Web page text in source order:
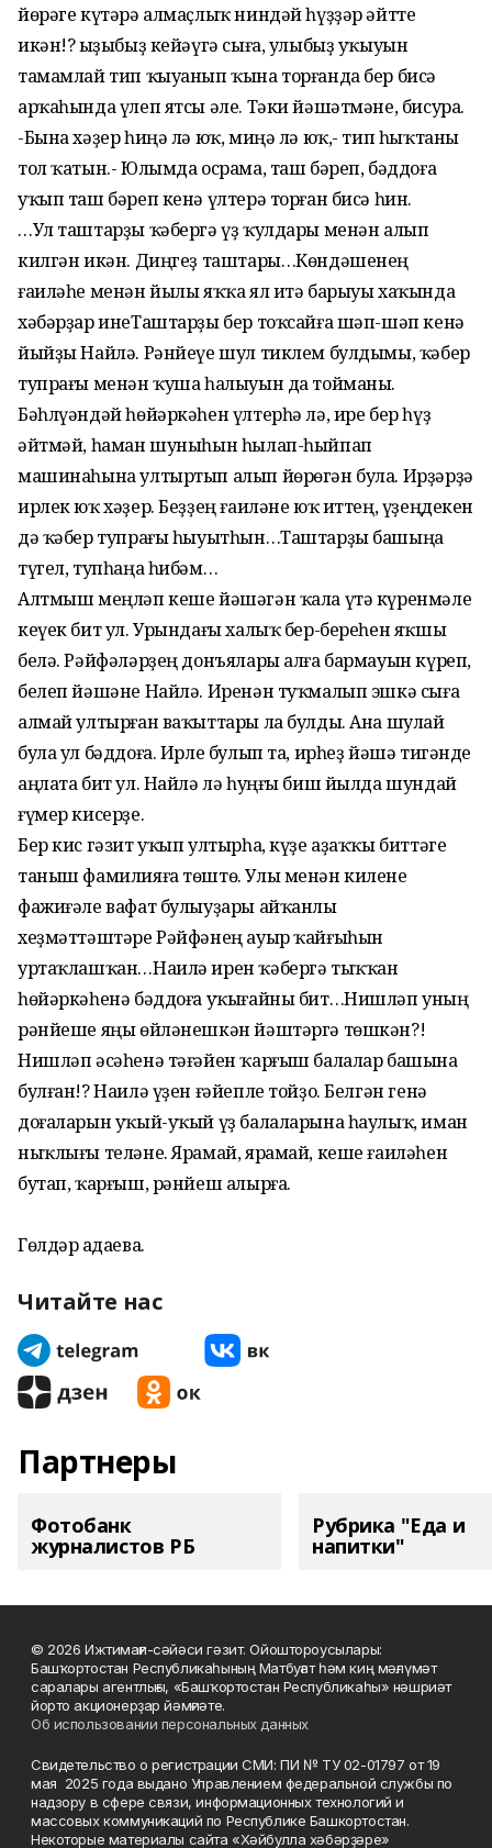
йөрәге күтәрә алмаҫлыҡ ниндәй һүҙҙәр әйтте
икән!? Ҡыҙыбыҙ кейәүгә сыға, улыбыҙ уҡыуын
тамамлай тип ҡыуанып ҡына торғанда бер бисә
арҡаһында үлеп ятсы әле. Тәки йәшәтмәне, бисура.
-Бына хәҙер һиңә лә юҡ, миңә лә юҡ,- тип һыҡтаны
тол ҡатын.- Юлымда осрама, таш бәреп, бәддоға
уҡып таш бәреп кенә үлтерә торған бисә һин.
…Ул таштарҙы ҡәбергә үҙ ҡулдары менән алып
килгән икән. Диңгеҙ таштары…Көндәшенең
ғаиләһе менән йылы яҡҡа ял итә барыуы хаҡында
хәбәрҙар инеТаштарҙы бер тоҡсайға шәп-шәп кенә
йыйҙы Найлә. Рәнйеүе шул тиклем булдымы, ҡәбер
тупрағы менән ҡуша һалыуын да тойманы.
Бәһлүәндәй һөйәркәһен үлтерһә лә, ире бер һүҙ
әйтмәй, һаман шуныһын һылап-һыйпап
машинаһына ултыртып алып йөрөгән була. Ирҙәрҙә
ирлек юҡ хәҙер. Беҙҙең ғаиләне юҡ иттең, үҙеңдекен
дә ҡәбер тупрағы һыуытһын…Таштарҙы башыңа
түгел, тупһаңа һибәм…
Алтмыш меңләп кеше йәшәгән ҡала үтә күренмәле
кеүек бит ул. Урындағы халыҡ бер-береһен яҡшы
белә. Рәйфәләрҙең донъялары алға бармауын күреп,
белеп йәшәне Найлә. Иренән туҡмалып эшкә сыға
алмай ултырған ваҡыттары ла булды. Ана шулай
була ул бәддоға. Ирле булып та, ирһеҙ йәшә тигәнде
аңлата бит ул. Найлә лә һуңғы биш йылда шундай
ғүмер кисерҙе.
Бер кис гәзит уҡып ултырһа, күҙе аҙаҡҡы биттәге
таныш фамилияға төштө. Улы менән килене
фажиғәле вафат булыуҙары айҡанлы
хеҙмәттәштәре Рәйфәнең ауыр ҡайғыһын
уртаҡлашҡан…Наилә ирен ҡәбергә тыҡҡан
һөйәркәһенә бәддоға уҡығайны бит…Нишләп уның
рәнйеше яңы өйләнешкән йәштәргә төшкән?!
Нишләп әсәһенә тәғәйен ҡарғыш балалар башына
булған!? Наилә үҙен ғәйепле тойҙо. Белгән генә
доғаларын уҡый-уҡый үҙ балаларына һаулыҡ, иман
ныҡлығы теләне. Ярамай, ярамай, кеше ғаиләһен
бутап, ҡарғыш, рәнйеш алырға.
Гөлдәр Ҡадаева.
Читайте нас
Партнеры
Фотобанк
журналистов РБ
Рубрика "Еда и
напитки"
© 2026 Ижтимағи-сәйәси гәзит. Ойоштороусылары:
Башҡортостан Республикаһының Матбуғат һәм киң мәғлүмәт
саралары агентлығы, «Башҡортостан Республикаһы» нәшриәт
йорто акционерҙар йәмғиәте.
Об использовании персональных данных
Свидетельство о регистрации СМИ: ПИ № ТУ 02-01797 от 19
мая 2025 года выдано Управлением федеральной службы по
надзору в сфере связи, информационных технологий и
массовых коммуникаций по Республике Башкортостан.
Некоторые материалы сайта «Хәйбулла хәбәрҙәре»